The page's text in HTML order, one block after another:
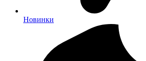
Новинки